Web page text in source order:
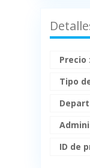
Precio :
Tipo
ID de